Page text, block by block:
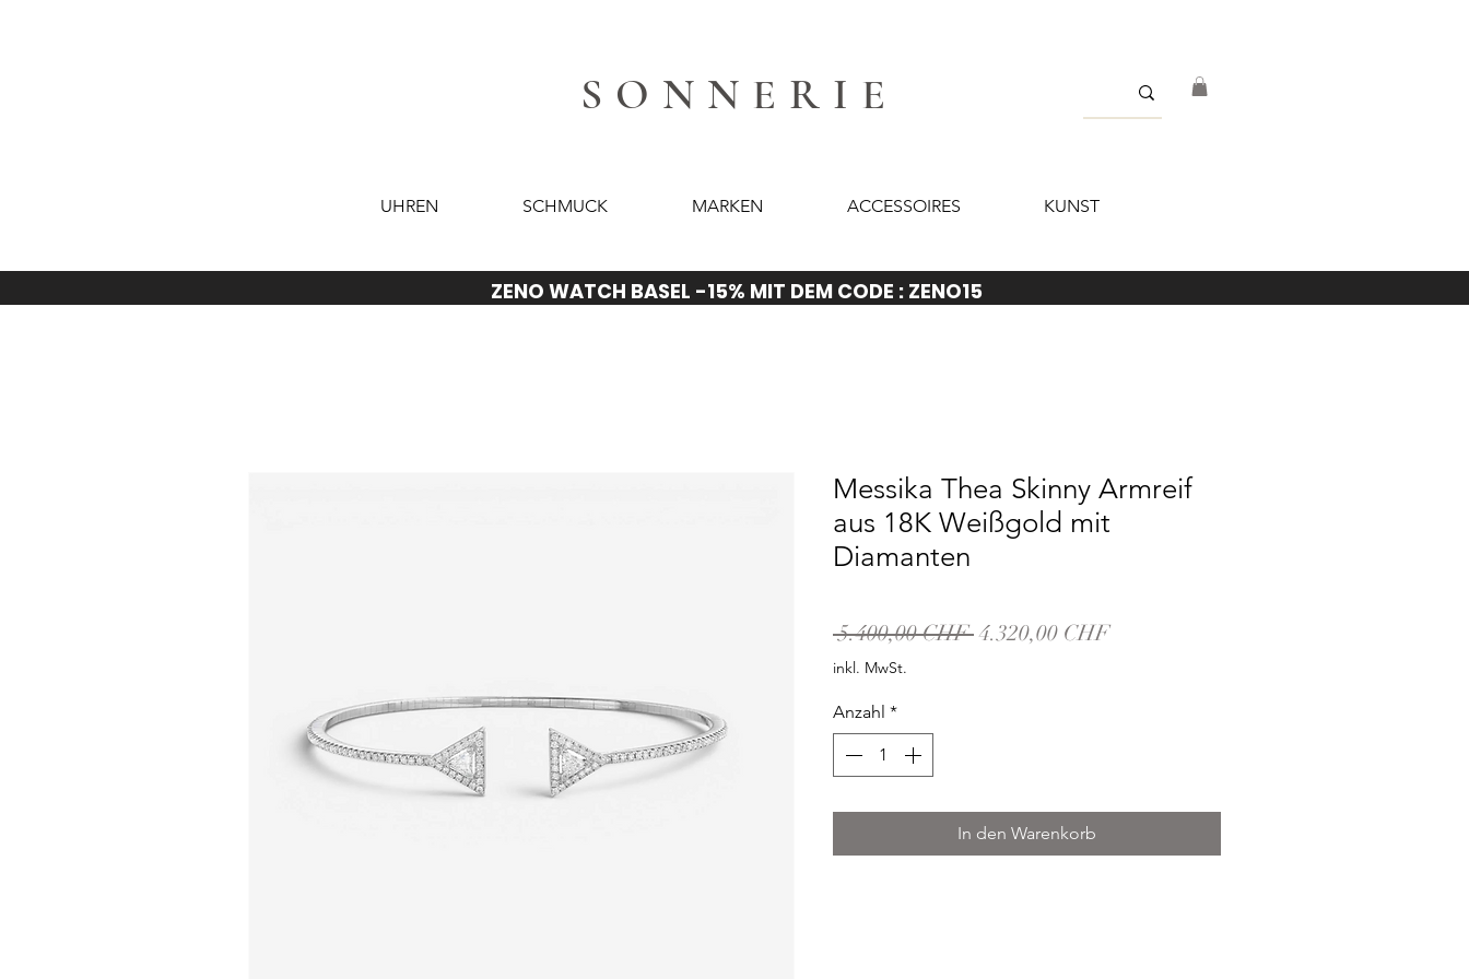
SONNERIE
UHREN SCHMUCK MARKEN ACCESSOIRES KUNST
ZENO WATCH BASEL -15% MIT DEM CODE : ZENO15
Messika Thea Skinny Armreif
aus 18K Weißgold mit
Diamanten
5.400,00 CHF Standardpreis
4.320,00 CHFSale-
inkl. MwSt.
Anzahl *
In den Warenkorb